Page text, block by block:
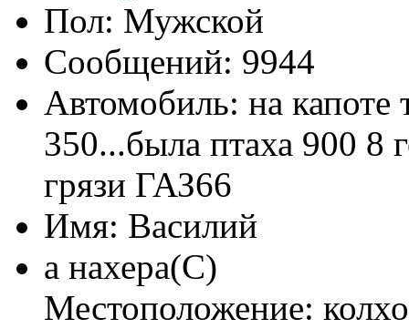
Пол:
Сообщений: 9944
Автомобиль: на капоте
350...была птаха 900 8
грязи ГАЗ66
Имя: Василий
а нахера(С)
Местоположение: